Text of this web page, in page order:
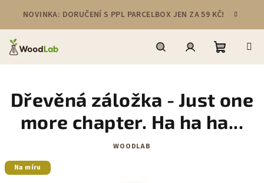
obsah
NOVINKA: DORUČENÍ S PPL PARCELBOX JEN ZA 59 KČ!
HledatPřihlášeníNákupní
košík
Dřevěná záložka - Just one
more chapter. Ha ha ha...
WOODLAB
Na míru